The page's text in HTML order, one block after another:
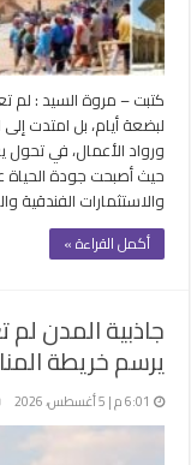
كتبت – مروة السيد : لم
لبضعة أيام، بل امتدت
ورواد الأعمال، في
حيث أصبحت جودة الحياة
والاستثمارات
أكمل القراءة »
جاذبية المدن
يرسم خريطة
6:01 م | 5 أغسطس، 2026